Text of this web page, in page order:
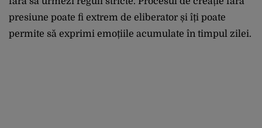
presiune poate fi extrem de eliberator și îți poate
permite să exprimi emoțiile acumulate în timpul zilei.